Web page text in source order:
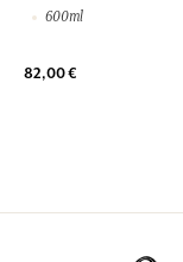
600ml
82,00 €